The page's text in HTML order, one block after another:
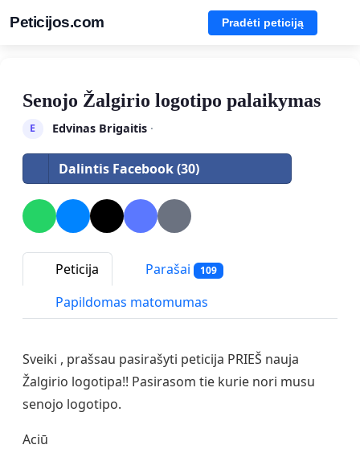
Peticijos.com Pradėti peticiją
Senojo Žalgirio logotipo palaikymas
E Edvinas Brigaitis·
Dalintis Facebook (30)
Peticija Parašai 109
Papildomas matomumas
Sveiki , prašsau pasirašyti peticija PRIEŠ nauja
Žalgirio logotipa!! Pasirasom tie kurie nori musu
senojo logotipo.
Aciū